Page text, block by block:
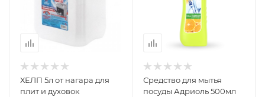
ХЕЛП 5л от нагара для
плит и духовок
Средство для мытья
посуды Адриоль 500мл